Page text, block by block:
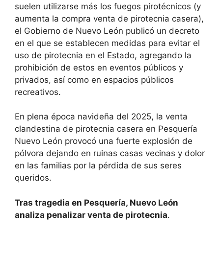
suelen utilizarse más los fuegos pirotécnicos (y
aumenta la compra venta de pirotecnia casera),
el Gobierno de Nuevo León publicó un decreto
en el que se establecen medidas para evitar el
uso de pirotecnia en el Estado, agregando la
prohibición de estos en eventos públicos y
privados, así como en espacios públicos
recreativos.
En plena época navideña del 2025, la venta
clandestina de pirotecnia casera en Pesquería
Nuevo León provocó una fuerte explosión de
pólvora dejando en ruinas casas vecinas y dolor
en las familias por la pérdida de sus seres
queridos.
Tras tragedia en Pesquería, Nuevo León
analiza penalizar venta de pirotecnia.